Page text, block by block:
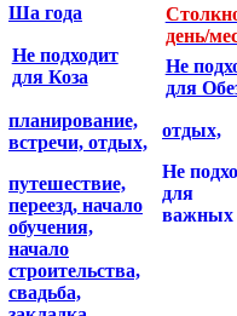
Ша года
Не подходит
для Коза
планирование,
встречи, отдых,
путешествие,
переезд, начало
обучения,
начало
строительства,
свадьба,
день/
Не
для
отдых,
Не
для
важных